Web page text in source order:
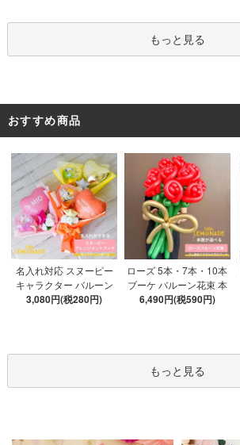
ツ52枚 推し活
もっと見る
おすすめ商品
名入れ対応 スヌーピー
キャラクター バルーン
ブーケ 選べる7種 【膨ら
3,080円(税280円)
ローズ 5本・7本・10本
ブーケ バルーン花束 本
数が選べる 【膨らませ
6,490円(税590円)
もっと見る